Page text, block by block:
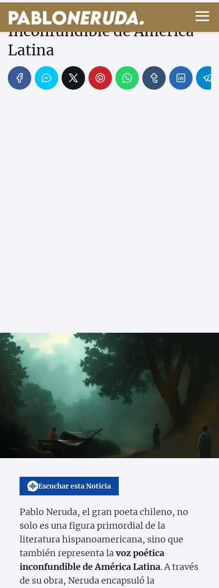
Neruda: La Voz Poética
Inconfundible de América
Latina
Escuchar esta Noticia
Pablo Neruda, el gran poeta chileno, no
solo es una figura primordial de la
literatura hispanoamericana, sino que
también representa lavoz poética
inconfundible de América Latina. A través
de su obra, Neruda encapsuló la